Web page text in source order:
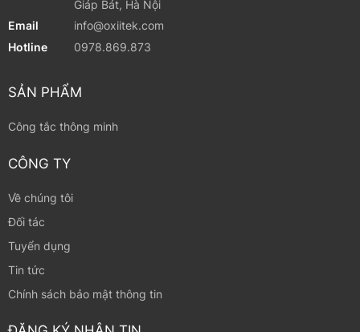
Giáp Bát, Hà Nội
Email
info@oxiitek.com
Hotline
0978.869.873
SẢN PHẨM
Công tắc thông minh
CÔNG TY
Về chúng tôi
Đối tác
Tuyển dụng
Tin tức
Chính sách bảo mật thông tin